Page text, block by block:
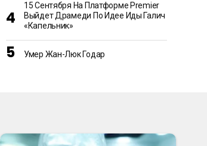
15 Сентября На Платформе Premier
Выйдет Драмеди По Идее Иды Галич
«Капельник»
Умер Жан-Люк Годар